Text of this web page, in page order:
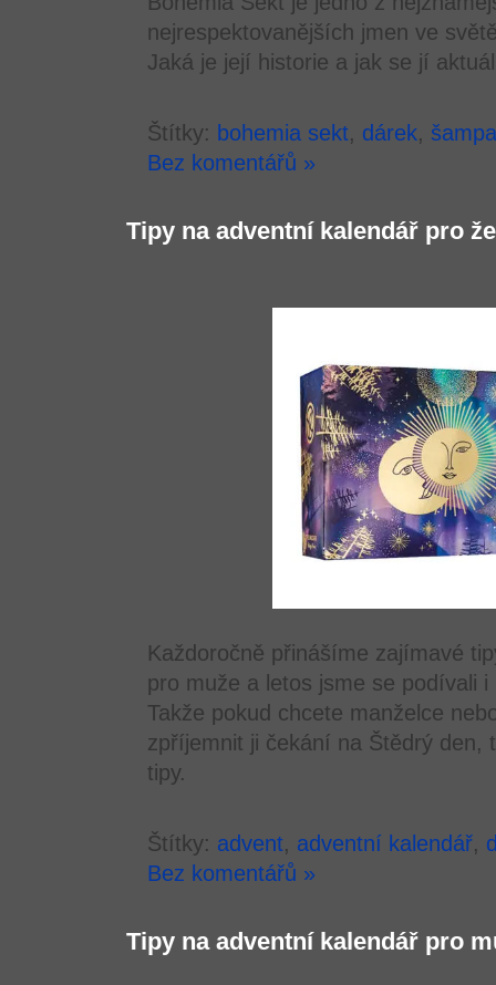
nejrespektovanějších jmen ve
Jaká je její historie a jak se jí
Štítky: bohemia sekt, dárek,
Bez komentářů »
Tipy na adventní kalendář pro
Každoročně přinášíme zajímavé
pro muže a letos jsme se podívali
Takže pokud chcete manželce
zpříjemnit ji čekání na Štědrý den,
tipy.
Štítky: advent, adventní kalendář,
Bez komentářů »
Tipy na adventní kalendář pro